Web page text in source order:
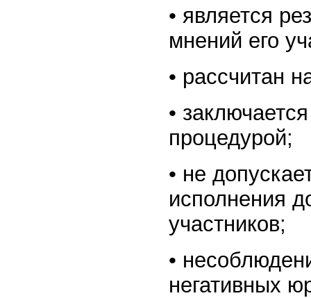
• является
мнений его
• рассчитан
•
процедурой;
• не
исполнения
участников;
•
негативных